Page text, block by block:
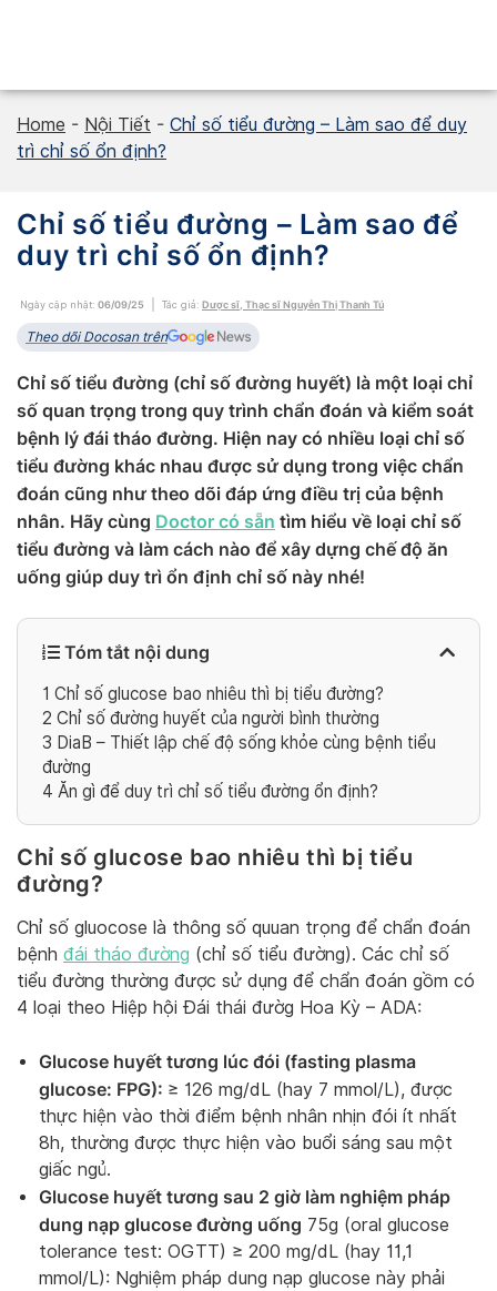
Home - Nội Tiết - Chỉ số tiểu đường – Làm sao để duy
trì chỉ số ổn định?
Chỉ số tiểu đường – Làm sao để
duy trì chỉ số ổn định?
Ngày cập nhật: 06/09/25 Tác giả: Dược sĩ, Thạc sĩ Nguyễn Thị Thanh Tú
Theo dõi Docosan trên
Chỉ số tiểu đường (chỉ số đường huyết) là một loại chỉ
số quan trọng trong quy trình chẩn đoán và kiểm soát
bệnh lý đái tháo đường. Hiện nay có nhiều loại chỉ số
tiểu đường khác nhau được sử dụng trong việc chẩn
đoán cũng như theo dõi đáp ứng điều trị của bệnh
nhân. Hãy cùng Doctor có sẵn tìm hiểu về loại chỉ số
tiểu đường và làm cách nào để xây dựng chế độ ăn
uống giúp duy trì ổn định chỉ số này nhé!
Tóm tắt nội dung
1 Chỉ số glucose bao nhiêu thì bị tiểu đường?
2 Chỉ số đường huyết của người bình thường
3 DiaB – Thiết lập chế độ sống khỏe cùng bệnh tiểu
đường
4 Ăn gì để duy trì chỉ số tiểu đường ổn định?
Chỉ số glucose bao nhiêu thì bị tiểu
đường?
Chỉ số gluocose là thông số quuan trọng để chẩn đoán
bệnh đái tháo đường (chỉ số tiểu đường). Các chỉ số
tiểu đường thường được sử dụng để chẩn đoán gồm có
4 loại theo Hiệp hội Đái thái đườg Hoa Kỳ – ADA:
Glucose huyết tương lúc đói (fasting plasma
glucose: FPG): ≥ 126 mg/dL (hay 7 mmol/L), được
thực hiện vào thời điểm bệnh nhân nhịn đói ít nhất
8h, thường được thực hiện vào buổi sáng sau một
giấc ngủ.
Glucose huyết tương sau 2 giờ làm nghiệm pháp
dung nạp glucose đường uống 75g (oral glucose
tolerance test: OGTT) ≥ 200 mg/dL (hay 11,1
mmol/L): Nghiệm pháp dung nạp glucose này phải